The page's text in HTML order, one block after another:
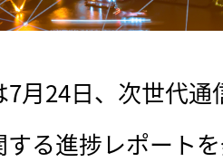
月24日、次世代通
する進捗レポート